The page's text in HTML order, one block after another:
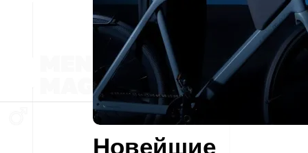
Новейшие